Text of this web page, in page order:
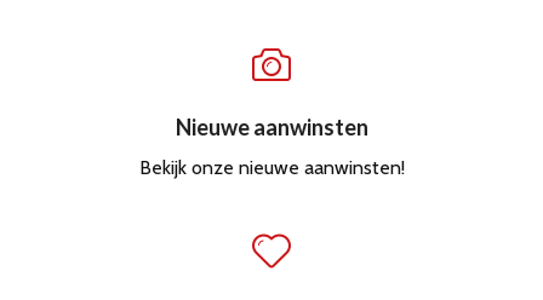
Nieuwe aanwinsten
Bekijk onze nieuwe aanwinsten!